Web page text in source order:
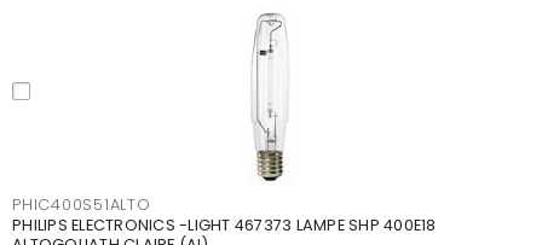
PHIC400S51ALTO
PHILIPS ELECTRONICS -LIGHT 467373 LAMPE SHP 400E18